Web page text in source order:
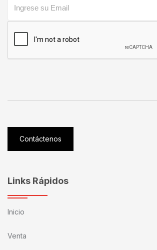
Contáctenos
Links Rápidos
Inicio
Venta